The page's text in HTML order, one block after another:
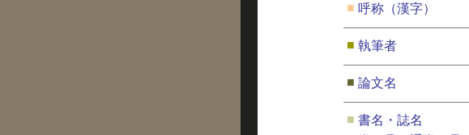
■ 呼称（漢字）
■ 執筆者
■ 論文名
■ 書名・誌名